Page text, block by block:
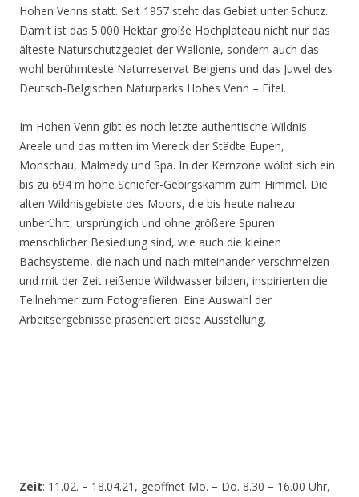
Hohen Venns statt. Seit 1957 steht das Gebiet unter Schutz.
Damit ist das 5.000 Hektar große Hochplateau nicht nur das
älteste Naturschutzgebiet der Wallonie, sondern auch das
wohl berühmteste Naturreservat Belgiens und das Juwel des
Deutsch-Belgischen Naturparks Hohes Venn – Eifel.
Im Hohen Venn gibt es noch letzte authentische Wildnis-
Areale und das mitten im Viereck der Städte Eupen,
Monschau, Malmedy und Spa. In der Kernzone wölbt sich ein
bis zu 694 m hohe Schiefer-Gebirgskamm zum Himmel. Die
alten Wildnisgebiete des Moors, die bis heute nahezu
unberührt, ursprünglich und ohne größere Spuren
menschlicher Besiedlung sind, wie auch die kleinen
Bachsysteme, die nach und nach miteinander verschmelzen
und mit der Zeit reißende Wildwasser bilden, inspirierten die
Teilnehmer zum Fotografieren. Eine Auswahl der
Arbeitsergebnisse präsentiert diese Ausstellung.
Zeit: 11.02. – 18.04.21, geöffnet Mo. – Do. 8.30 – 16.00 Uhr,